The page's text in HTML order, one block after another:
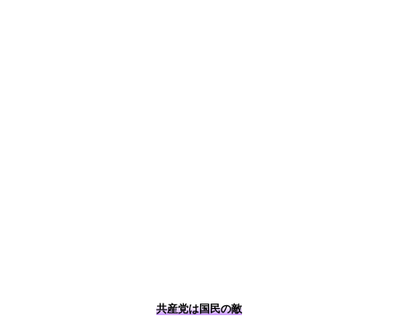
共産党は国民の敵